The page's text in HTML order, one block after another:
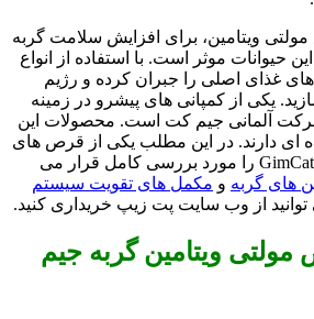
مولتی ویتامین، برای افزایش سلامت گربه
حیوانات موثر است. با استفاده از انواع
غذای اصلی را جبران کرده و رژیم
یکی از کمپانی های پیشرو در زمینه
آلمانی جیم کت است. محصولات این
ای دارند. در این مطلب یکی از قرص های
مکمل تولید شده توسط GimCat را مورد بررسی کامل قرار می
های گربه و مکمل های تقویت سیستم
توانید از وب سایت پت زیپ خریداری کنید.
ویتامین گربه جیم